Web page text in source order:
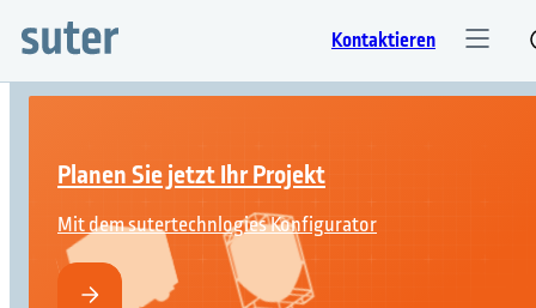
Kontaktieren
Planen Sie jetzt Ihr Projekt
Mit dem sutertechnlogies Konfigurator